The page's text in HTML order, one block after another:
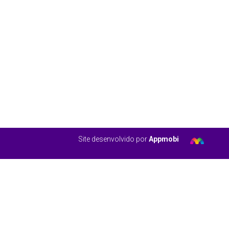
Site desenvolvido porAppmobi